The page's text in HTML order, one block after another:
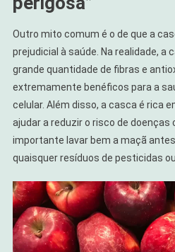
Outro mito comum é o de que a
prejudicial à saúde. Na realidade,
grande quantidade de fibras e
extremamente benéficos para a
celular. Além disso, a casca é rica
ajudar a reduzir o risco de doenças
importante lavar bem a maçã
quaisquer resíduos de pesticidas